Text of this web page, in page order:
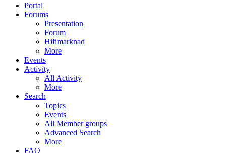
Portal
Forums
Presentation
Forum
Hifimarknad
More
Events
Activity
All Activity
More
Search
Topics
Events
All Member groups
Advanced Search
More
FAQ